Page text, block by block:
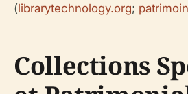
(librarytechnology.org;
Collections